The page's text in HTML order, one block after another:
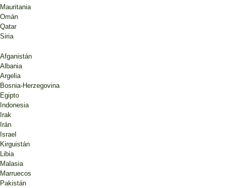
Mauritania
Omán
Qatar
Siria
Afganistán
Albania
Argelia
Bosnia-Herzegovina
Egipto
Indonesia
Irak
Irán
Israel
Kirguistán
Libia
Malasia
Marruecos
Pakistán